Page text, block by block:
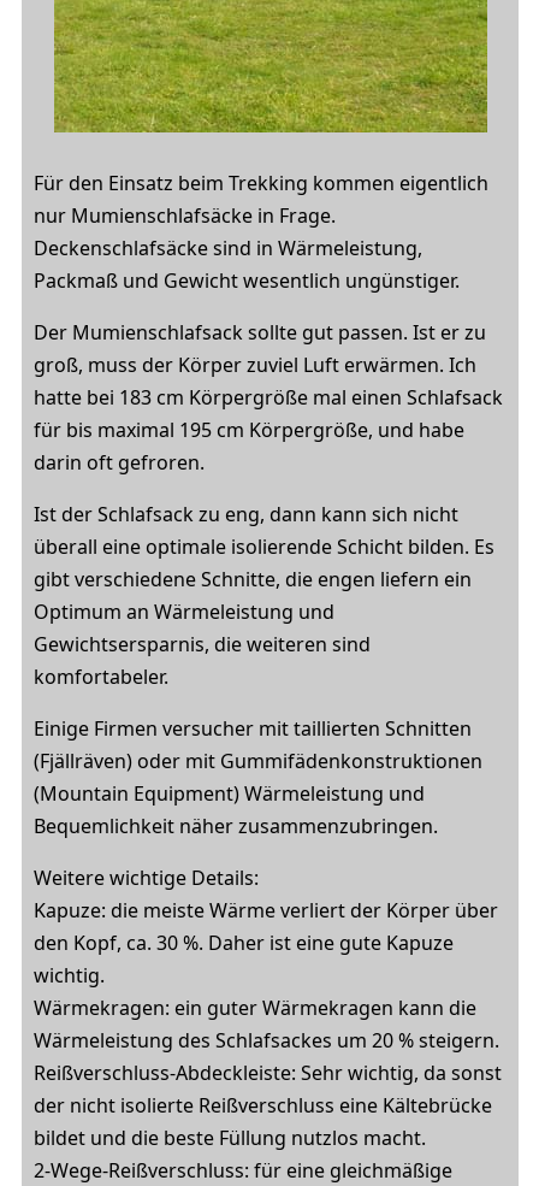
Für den Einsatz beim Trekking kommen eigentlich
nur Mumienschlafsäcke in Frage.
Deckenschlafsäcke sind in Wärmeleistung,
Packmaß und Gewicht wesentlich ungünstiger.
Der Mumienschlafsack sollte gut passen. Ist er zu
groß, muss der Körper zuviel Luft erwärmen. Ich
hatte bei 183 cm Körpergröße mal einen Schlafsack
für bis maximal 195 cm Körpergröße, und habe
darin oft gefroren.
Ist der Schlafsack zu eng, dann kann sich nicht
überall eine optimale isolierende Schicht bilden. Es
gibt verschiedene Schnitte, die engen liefern ein
Optimum an Wärmeleistung und
Gewichtsersparnis, die weiteren sind
komfortabeler.
Einige Firmen versucher mit taillierten Schnitten
(Fjällräven) oder mit Gummifädenkonstruktionen
(Mountain Equipment) Wärmeleistung und
Bequemlichkeit näher zusammenzubringen.
Weitere wichtige Details:
Kapuze: die meiste Wärme verliert der Körper über
den Kopf, ca. 30 %. Daher ist eine gute Kapuze
wichtig.
Wärmekragen: ein guter Wärmekragen kann die
Wärmeleistung des Schlafsackes um 20 % steigern.
Reißverschluss-Abdeckleiste: Sehr wichtig, da sonst
der nicht isolierte Reißverschluss eine Kältebrücke
bildet und die beste Füllung nutzlos macht.
2-Wege-Reißverschluss: für eine gleichmäßige